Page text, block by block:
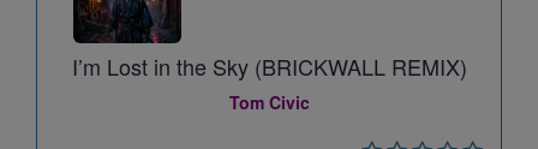
I’m Lost in the Sky (BRICKWALL REMIX)
Tom Civic